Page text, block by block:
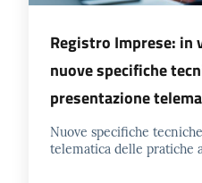
Registro Imprese: in
nuove specifiche
presentazione
Nuove specifiche
telematica delle pratiche